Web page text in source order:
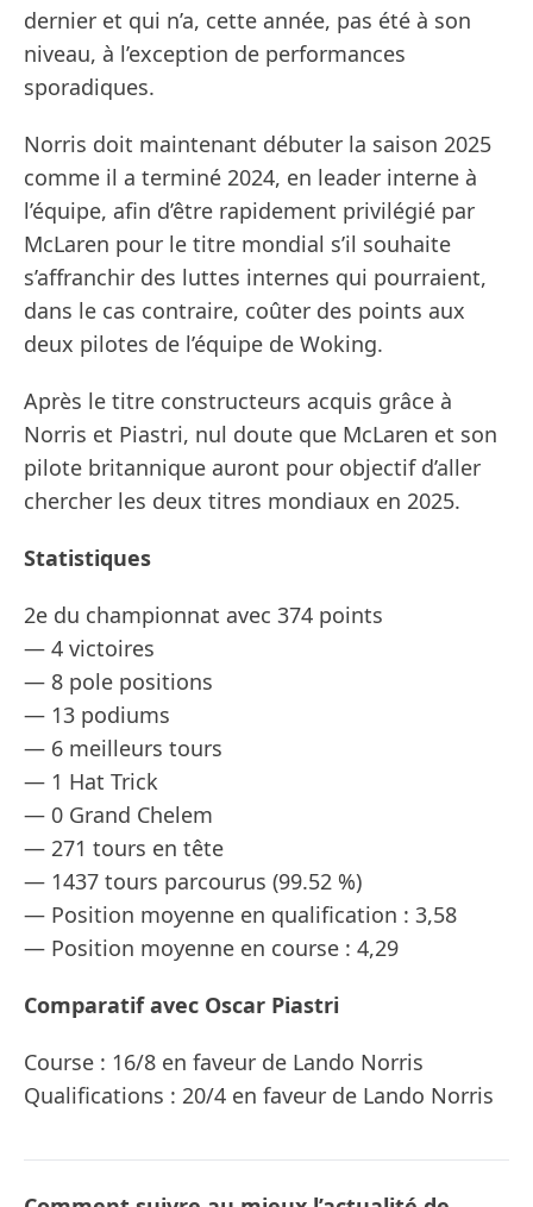
dernier et qui n’a, cette année, pas été à son
niveau, à l’exception de performances
sporadiques.
Norris doit maintenant débuter la saison 2025
comme il a terminé 2024, en leader interne à
l’équipe, afin d’être rapidement privilégié par
McLaren pour le titre mondial s’il souhaite
s’affranchir des luttes internes qui pourraient,
dans le cas contraire, coûter des points aux
deux pilotes de l’équipe de Woking.
Après le titre constructeurs acquis grâce à
Norris et Piastri, nul doute que McLaren et son
pilote britannique auront pour objectif d’aller
chercher les deux titres mondiaux en 2025.
Statistiques
2e du championnat avec 374 points
— 4 victoires
— 8 pole positions
— 13 podiums
— 6 meilleurs tours
— 1 Hat Trick
— 0 Grand Chelem
— 271 tours en tête
— 1437 tours parcourus (99.52 %)
— Position moyenne en qualification : 3,58
— Position moyenne en course : 4,29
Comparatif avec Oscar Piastri
Course : 16/8 en faveur de Lando Norris
Qualifications : 20/4 en faveur de Lando Norris